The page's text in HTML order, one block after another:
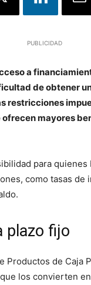
PUBLICIDAD
a
de obtener
restricciones
mayores
para
como tasas de
plazo fijo
Productos de Caja
los convierten